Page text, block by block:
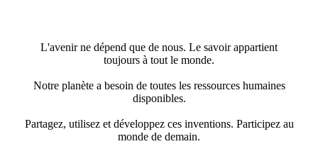
L'avenir ne dépend que de nous. Le savoir appartient
toujours à tout le monde.
Notre planète a besoin de toutes les ressources humaines
disponibles.
Partagez, utilisez et développez ces inventions. Participez au
monde de demain.